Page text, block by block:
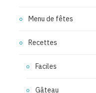
Menu de fêtes
Recettes
Faciles
Gâteau